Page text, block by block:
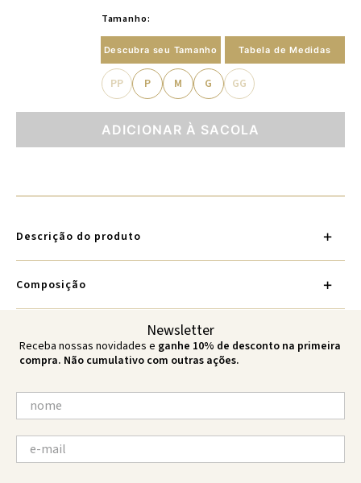
Tamanho:
Descubra seu Tamanho Tabela de Medidas
PP P M G GG
ADICIONAR À SACOLA
Descrição do produto
Composição
Newsletter
Receba nossas novidades e ganhe 10% de desconto na primeira
compra. Não cumulativo com outras ações.